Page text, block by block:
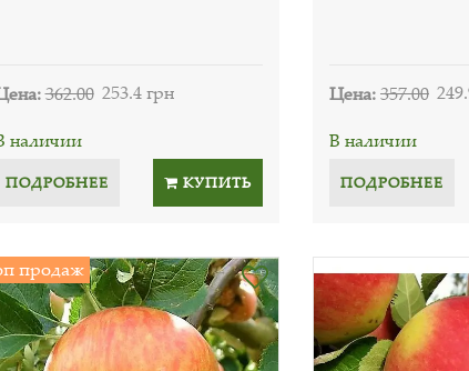
362.00 253.4 грн
наличии
ПОДРОБНЕЕ КУПИТЬ
Цена:357.00
В наличии
ПОДРОБНЕЕ
продаж